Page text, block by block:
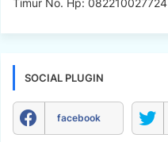
Timur No. Hp: 082210027724
SOCIAL PLUGIN
facebook